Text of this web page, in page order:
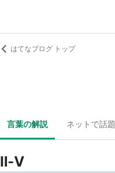
はてなブログ トップ
言葉の解説 ネットで話題
Ⅱ-Ⅴ